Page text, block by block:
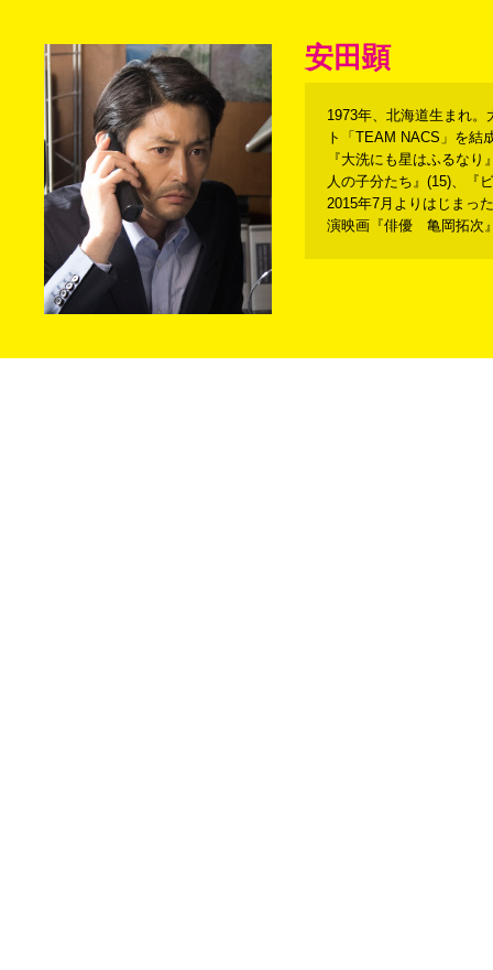
安田顕
1973年、北海道生まれ
ト「TEAM NACS」を結
『大洗にも星はふるな
人の子分たち』(15)、『
2015年7月よりはじまっ
演映画『俳優 亀岡拓次